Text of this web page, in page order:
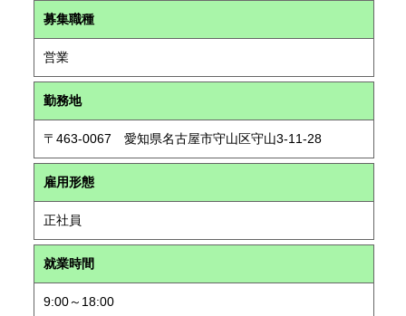
募集職種
営業
勤務地
〒463-0067 愛知県名古屋市守山区守山3-11-28
雇用形態
正社員
就業時間
9:00～18:00